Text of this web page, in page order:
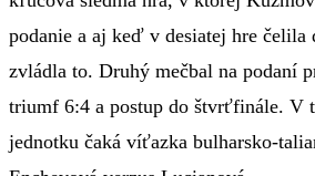
podanie a aj keď v desiatej hre čelila
zvládla to. Druhý mečbal na podaní
triumf 6:4 a postup do štvrťfinále. V
jednotku čaká víťazka bulharsko-